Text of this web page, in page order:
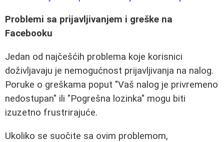
Problemi sa prijavljivanjem i greške na
Facebooku
Jedan od najčešćih problema koje korisnici
doživljavaju je nemogućnost prijavljivanja na nalog.
Poruke o greškama poput "Vaš nalog je privremeno
nedostupan" ili "Pogrešna lozinka" mogu biti
izuzetno frustrirajuće.
Ukoliko se suočite sa ovim problemom,